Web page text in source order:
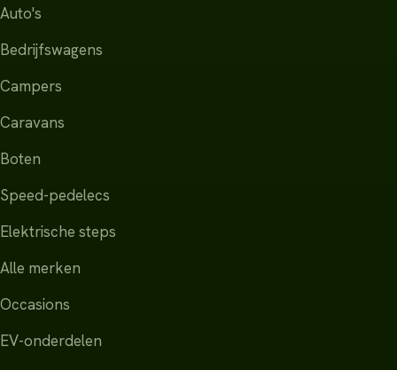
Auto's
Bedrijfswagens
Campers
Caravans
Boten
Speed-pedelecs
Elektrische steps
Alle merken
Occasions
EV-onderdelen